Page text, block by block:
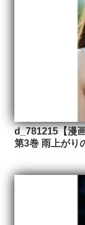
d_781215【漫
第3巻 雨上がり